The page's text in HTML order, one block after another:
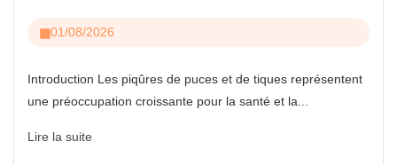
01/08/2026
Introduction Les piqûres de puces et de tiques représentent
une préoccupation croissante pour la santé et la...
Lire la suite